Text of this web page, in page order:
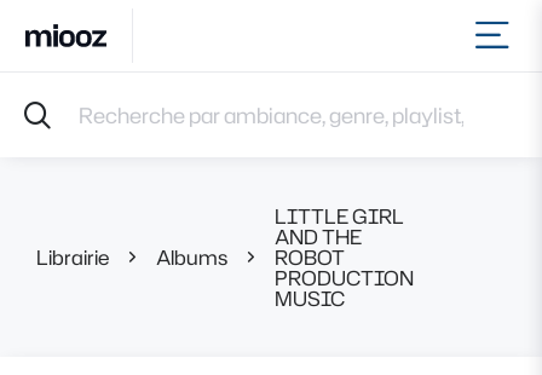
Accueil
Musiques
Contact
Librairie Albums
LITTLE GIRL
AND THE
ROBOT
PRODUCTION
MUSIC